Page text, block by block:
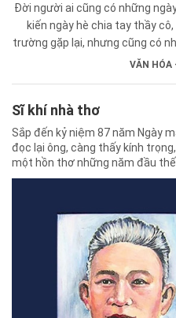
Đời người ai cũng có những
kiến ngày hè chia tay thầy
trường gặp lại, nhưng cũng có
gian phủ mờ năm tháng, khi
VĂN HÓA
Sĩ khí nhà thơ
Sắp đến kỷ niệm 87 năm Ngày
đọc lại ông, càng thấy kính
một hồn thơ những năm đầu thế